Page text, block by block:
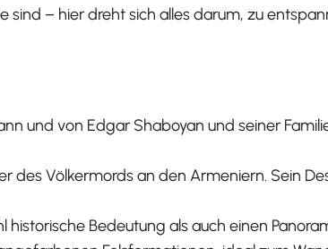
– hier dreht sich alles darum, zu
und von Edgar Shaboyan und seiner
des Völkermords an den Armeniern. Sein
Bedeutung als auch einen